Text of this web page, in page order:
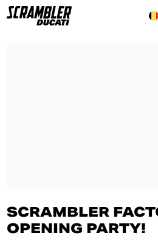
SCRAMBLER
OPENING PARTY!